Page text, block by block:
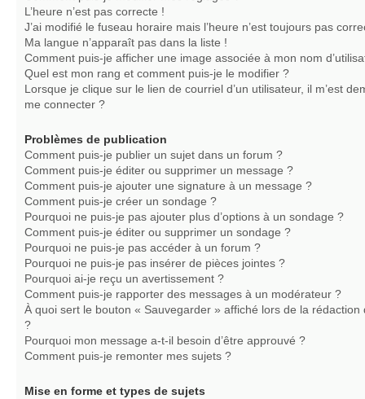
L’heure n’est pas correcte !
J’ai modifié le fuseau horaire mais l’heure n’est toujours pas
Ma langue n’apparaît pas dans la liste !
Comment puis-je afficher une image associée à mon nom
Quel est mon rang et comment puis-je le modifier ?
Lorsque je clique sur le lien de courriel d’un utilisateur, il m’est
me connecter ?
Problèmes de publication
Comment puis-je publier un sujet dans un forum ?
Comment puis-je éditer ou supprimer un message ?
Comment puis-je ajouter une signature à un message ?
Comment puis-je créer un sondage ?
Pourquoi ne puis-je pas ajouter plus d’options à un sondage ?
Comment puis-je éditer ou supprimer un sondage ?
Pourquoi ne puis-je pas accéder à un forum ?
Pourquoi ne puis-je pas insérer de pièces jointes ?
Pourquoi ai-je reçu un avertissement ?
Comment puis-je rapporter des messages à un modérateur ?
À quoi sert le bouton « Sauvegarder » affiché lors de la rédaction
?
Pourquoi mon message a-t-il besoin d’être approuvé ?
Comment puis-je remonter mes sujets ?
Mise en forme et types de sujets